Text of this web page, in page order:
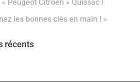
Peugeot Citroën » Quissac !
les bonnes clés en main ! »
récents